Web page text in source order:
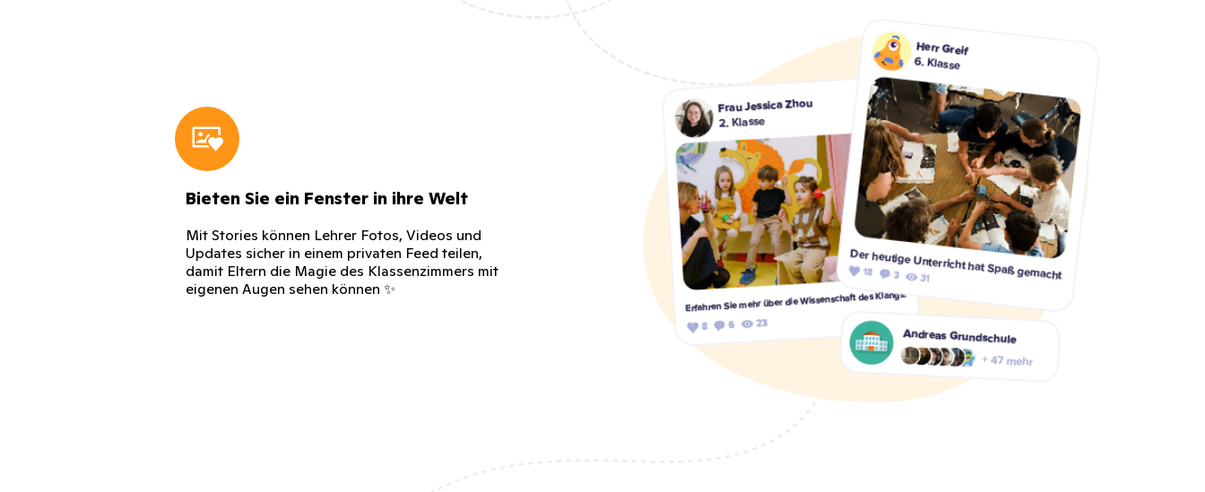
Bieten Sie ein Fenster in ihre Welt
Mit Stories können Lehrer Fotos, Videos und
Updates sicher in einem privaten Feed teilen,
damit Eltern die Magie des Klassenzimmers mit
eigenen Augen sehen können ✨